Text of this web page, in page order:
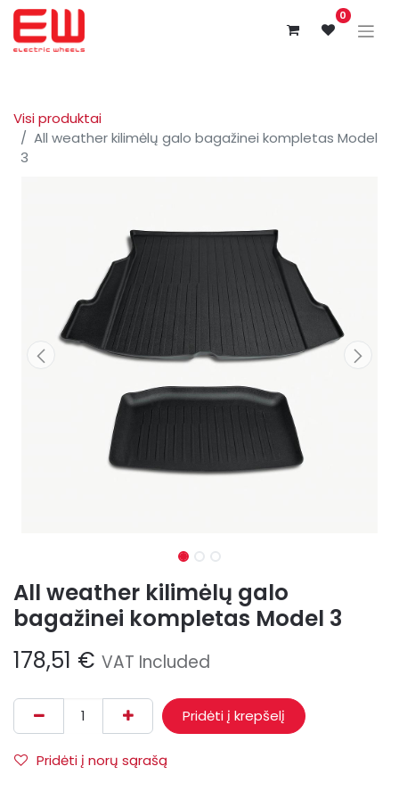
0
Visi produktai
All weather kilimėlų galo bagažinei kompletas Model
3
All weather kilimėlų galo
bagažinei kompletas Model 3
178,51 € VAT Included
Pridėti į krepšelį
Pridėti į norų sąrašą